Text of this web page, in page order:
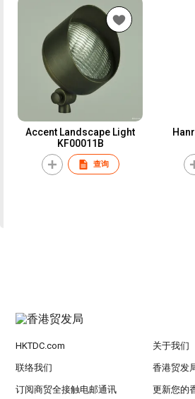
Accent Landscape Light
KF00011B
查询
HKTDC.com 关于我们
联络我们 香港贸发
订阅商贸全接触电邮通讯 更新您的